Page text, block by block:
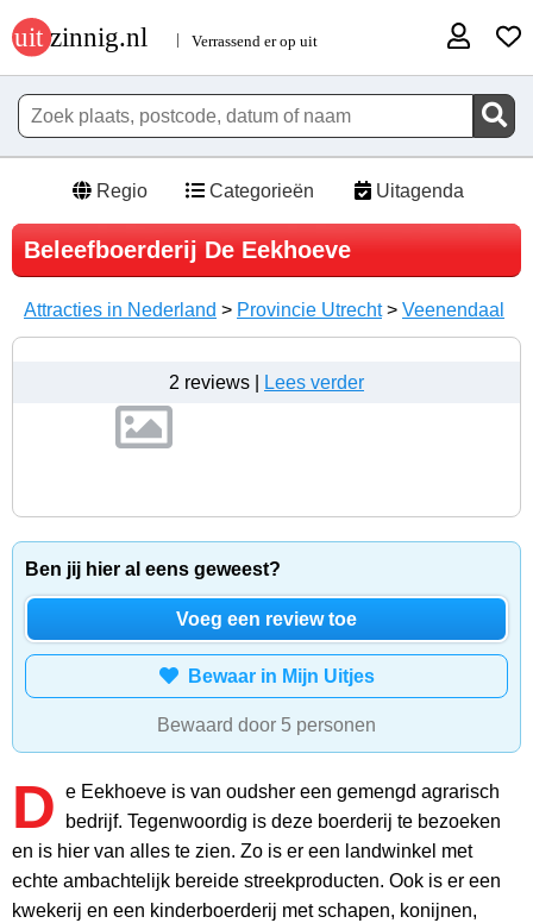
Regio Categorieën Uitagenda
Beleefboerderij De Eekhoeve
Attracties in Nederland > Provincie Utrecht> Veenendaal
2 reviews | Lees verder
Ben jij hier al eens geweest?
Voeg een review toe
Bewaar in Mijn Uitjes
Bewaard door 5 personen
D e Eekhoeve is van oudsher een gemengd agrarisch
bedrijf. Tegenwoordig is deze boerderij te bezoeken
en is hier van alles te zien. Zo is er een landwinkel met
echte ambachtelijk bereide streekproducten. Ook is er een
kwekerij en een kinderboerderij met schapen, konijnen,